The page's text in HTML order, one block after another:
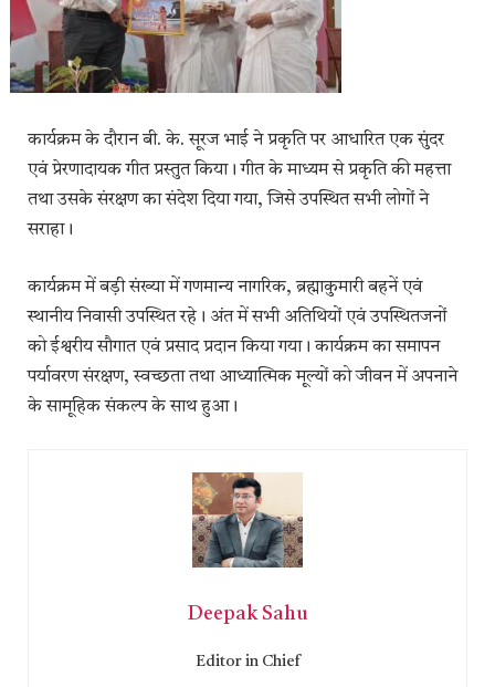
कार्यक्रम के दौरान बी. के. सूरज भाई ने प्रकृति पर आधारित एक सुंदर
एवं प्रेरणादायक गीत प्रस्तुत किया। गीत के माध्यम से प्रकृति की महत्ता
तथा उसके संरक्षण का संदेश दिया गया, जिसे उपस्थित सभी लोगों ने
सराहा।
कार्यक्रम में बड़ी संख्या में गणमान्य नागरिक, ब्रह्माकुमारी बहनें एवं
स्थानीय निवासी उपस्थित रहे। अंत में सभी अतिथियों एवं उपस्थितजनों
को ईश्वरीय सौगात एवं प्रसाद प्रदान किया गया। कार्यक्रम का समापन
पर्यावरण संरक्षण, स्वच्छता तथा आध्यात्मिक मूल्यों को जीवन में अपनाने
के सामूहिक संकल्प के साथ हुआ।
Deepak Sahu
Editor in Chief